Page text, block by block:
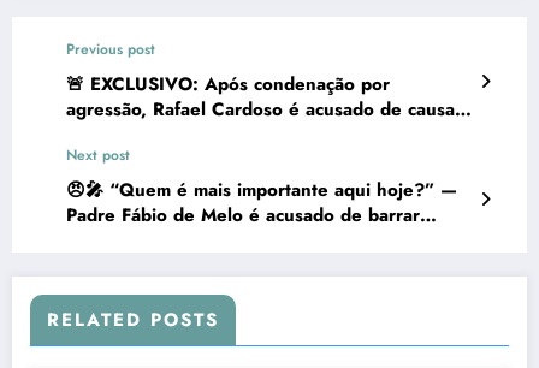
Previous post
🚨 EXCLUSIVO: Após condenação por
agressão, Rafael Cardoso é acusado de causar
parede está apodrecendo!”
Next post
😠🎤 “Quem é mais importante aqui hoje?” —
Padre Fábio de Melo é acusado de barrar
RELATED POSTS